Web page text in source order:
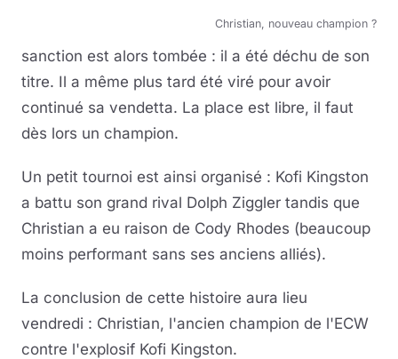
Christian, nouveau champion ?
sanction est alors tombée : il a été déchu de son
titre. Il a même plus tard été viré pour avoir
continué sa vendetta. La place est libre, il faut
dès lors un champion.
Un petit tournoi est ainsi organisé : Kofi Kingston
a battu son grand rival Dolph Ziggler tandis que
Christian a eu raison de Cody Rhodes (beaucoup
moins performant sans ses anciens alliés).
La conclusion de cette histoire aura lieu
vendredi : Christian, l'ancien champion de l'ECW
contre l'explosif Kofi Kingston.